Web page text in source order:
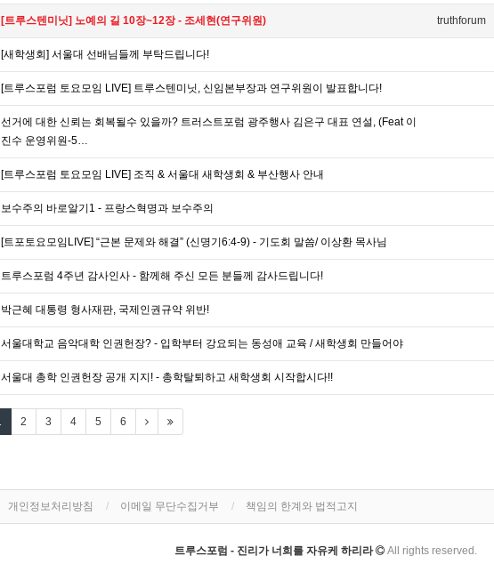
[트루스텐미닛] 노예의 길 10장~12장 - 조세현(연구위원) truthforum
[새학생회] 서울대 선배님들께 부탁드립니다!
[트루스포럼 토요모임 LIVE] 트루스텐미닛, 신임본부장과 연구위원이 발표합니다!
선거에 대한 신뢰는 회복될수 있을까? 트러스트포럼 광주행사 김은구 대표 연설, (Feat 이
진수 운영위원-5…
[트루스포럼 토요모임 LIVE] 조직 & 서울대 새학생회 & 부산행사 안내
보수주의 바로알기1 - 프랑스혁명과 보수주의
[트포토요모임LIVE] “근본 문제와 해결” (신명기6:4-9) - 기도회 말씀/ 이상환 목사님
트루스포럼 4주년 감사인사 - 함께해 주신 모든 분들께 감사드립니다!
박근혜 대통령 형사재판, 국제인권규약 위반!
서울대학교 음악대학 인권헌장? - 입학부터 강요되는 동성애 교육 / 새학생회 만들어야
서울대 총학 인권헌장 공개 지지! - 총학탈퇴하고 새학생회 시작합시다!!
2 3 4 5 6
개인정보처리방침 이메일 무단수집거부 책임의 한계와 법적고지
트루스포럼 - 진리가 너희를 자유케 하리라 All rights reserved.